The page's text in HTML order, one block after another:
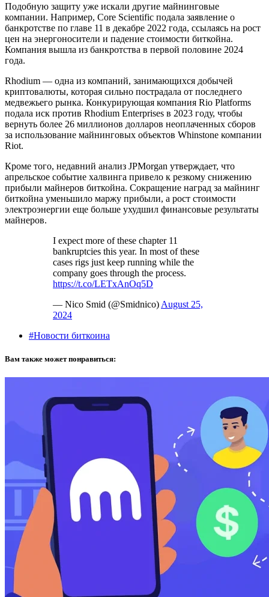
Подобную защиту уже искали другие майнинговые
компании. Например, Core Scientific подала заявление о
банкротстве по главе 11 в декабре 2022 года, ссылаясь на рост
цен на энергоносители и падение стоимости биткойна.
Компания вышла из банкротства в первой половине 2024
года.
Rhodium — одна из компаний, занимающихся добычей
криптовалюты, которая сильно пострадала от последнего
медвежьего рынка. Конкурирующая компания Rio Platforms
подала иск против Rhodium Enterprises в 2023 году, чтобы
вернуть более 26 миллионов долларов неоплаченных сборов
за использование майнинговых объектов Whinstone компании
Riot.
Кроме того, недавний анализ JPMorgan утверждает, что
апрельское событие халвинга привело к резкому снижению
прибыли майнеров биткойна. Сокращение наград за майнинг
биткойна уменьшило маржу прибыли, а рост стоимости
электроэнергии еще больше ухудшил финансовые результаты
майнеров.
I expect more of these chapter 11
bankruptcies this year. In most of these
cases rigs just keep running while the
company goes through the process.
https://t.co/LETxAnOq5D
— Nico Smid (@Smidnico) August 25,
2024
#Новости биткоина
Вам также может понравиться: